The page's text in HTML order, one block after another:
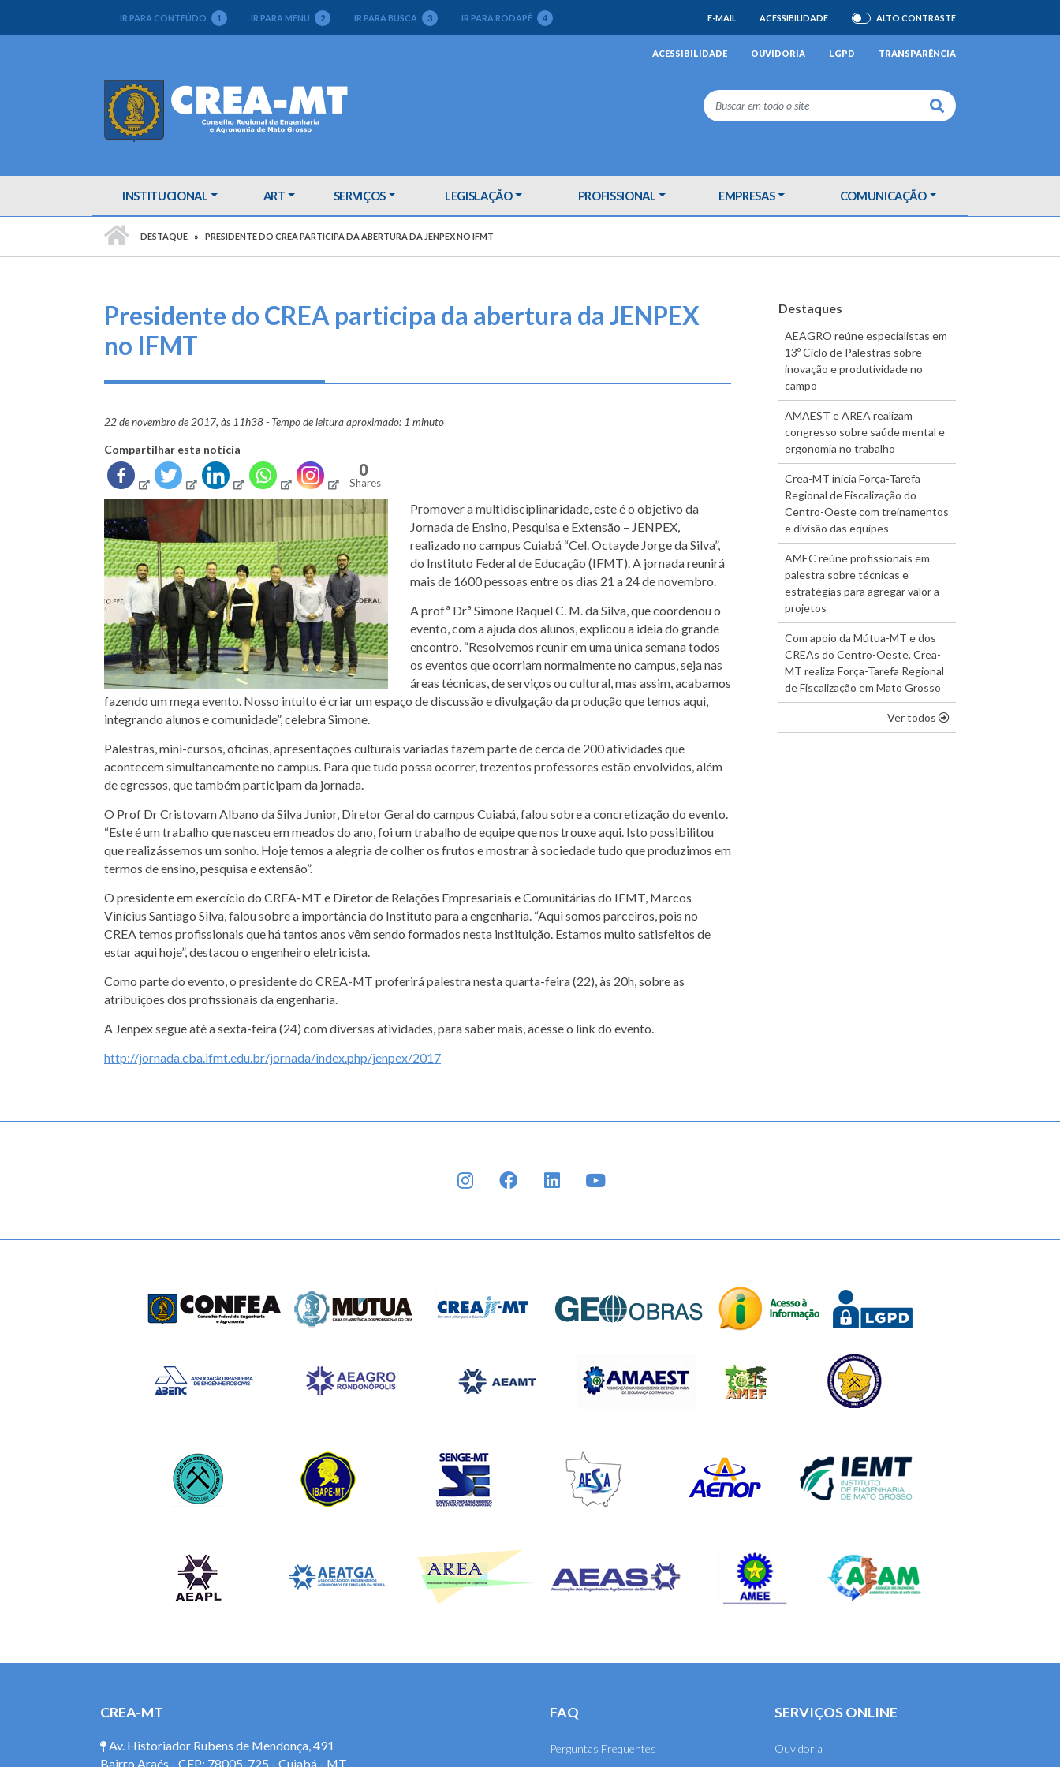
IR PARA CONTEÚDO 1 IR PARA MENU 2 IR PARA BUSCA 3 IR PARA RODAPÉ 4 E-MAIL ACESSIBILIDADE ATIVAR/DESATIVAR
ALTO CONTRASTE
ACESSIBILIDADE OUVIDORIA LGPD TRANSPARÊNCIA
Buscar
INSTITUCIONAL ART SERVIÇOS LEGISLAÇÃO PROFISSIONAL EMPRESAS COMUNICAÇÃO
DESTAQUE PRESIDENTE DO CREA PARTICIPA DA ABERTURA DA JENPEX NO IFMT
Presidente do CREA participa da abertura da JENPEX
no IFMT
22 de novembro de 2017, às 11h38 - Tempo de leitura aproximado: 1 minuto
Compartilhar esta notícia
0
Shares
Promover a multidisciplinaridade, este é o objetivo da
Jornada de Ensino, Pesquisa e Extensão – JENPEX,
realizado no campus Cuiabá “Cel. Octayde Jorge da Silva”,
do Instituto Federal de Educação (IFMT). A jornada reunirá
mais de 1600 pessoas entre os dias 21 a 24 de novembro.
A profª Drª Simone Raquel C. M. da Silva, que coordenou o
evento, com a ajuda dos alunos, explicou a ideia do grande
encontro. “Resolvemos reunir em uma única semana todos
os eventos que ocorriam normalmente no campus, seja nas
áreas técnicas, de serviços ou cultural, mas assim, acabamos
fazendo um mega evento. Nosso intuito é criar um espaço de discussão e divulgação da produção que temos aqui,
integrando alunos e comunidade”, celebra Simone.
Palestras, mini-cursos, oficinas, apresentações culturais variadas fazem parte de cerca de 200 atividades que
acontecem simultaneamente no campus. Para que tudo possa ocorrer, trezentos professores estão envolvidos, além
de egressos, que também participam da jornada.
O Prof Dr Cristovam Albano da Silva Junior, Diretor Geral do campus Cuiabá, falou sobre a concretização do evento.
“Este é um trabalho que nasceu em meados do ano, foi um trabalho de equipe que nos trouxe aqui. Isto possibilitou
que realizássemos um sonho. Hoje temos a alegria de colher os frutos e mostrar à sociedade tudo que produzimos em
termos de ensino, pesquisa e extensão”.
O presidente em exercício do CREA-MT e Diretor de Relações Empresariais e Comunitárias do IFMT, Marcos
Vinícius Santiago Silva, falou sobre a importância do Instituto para a engenharia. “Aqui somos parceiros, pois no
CREA temos profissionais que há tantos anos vêm sendo formados nesta instituição. Estamos muito satisfeitos de
estar aqui hoje”, destacou o engenheiro eletricista.
Como parte do evento, o presidente do CREA-MT proferirá palestra nesta quarta-feira (22), às 20h, sobre as
atribuições dos profissionais da engenharia.
A Jenpex segue até a sexta-feira (24) com diversas atividades, para saber mais, acesse o link do evento.
http://jornada.cba.ifmt.edu.br/jornada/index.php/jenpex/2017
Destaques
AEAGRO reúne especialistas em
13º Ciclo de Palestras sobre
inovação e produtividade no
campo
AMAEST e AREA realizam
congresso sobre saúde mental e
ergonomia no trabalho
Crea-MT inicia Força-Tarefa
Regional de Fiscalização do
Centro-Oeste com treinamentos
e divisão das equipes
AMEC reúne profissionais em
palestra sobre técnicas e
estratégias para agregar valor a
projetos
Com apoio da Mútua-MT e dos
CREAs do Centro-Oeste, Crea-
MT realiza Força-Tarefa Regional
de Fiscalização em Mato Grosso
Ver todos os destaques
INSTAGRAMFACEBOOKLINKEDIN
CREA-MT
Av. Historiador Rubens de Mendonça, 491
Bairro Araés - CEP: 78005-725 - Cuiabá - MT
FAQ
Perguntas Frequentes
SERVIÇOS ONLINE
Ouvidoria